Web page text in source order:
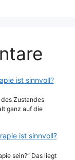
ist sinnvoll?
Zustandes
ganz auf die
ist sinnvoll?
sein?“ Das liegt